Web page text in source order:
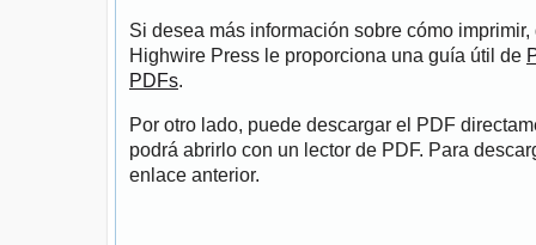
Si desea más información sobre cómo
Highwire Press le proporciona una guía útil de
PDFs.
Por otro lado, puede descargar el PDF
podrá abrirlo con un lector de PDF. Para
enlace anterior.